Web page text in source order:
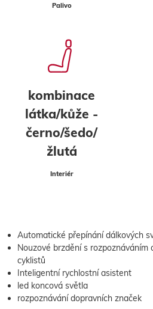
Palivo
kombinace
látka/kůže -
černo/šedo/
žlutá
Interiér
Automatické přepínání dálkových
Nouzové brzdění s rozpoznáváním
cyklistů
Inteligentní rychlostní asistent
led koncová světla
rozpoznávání dopravních značek